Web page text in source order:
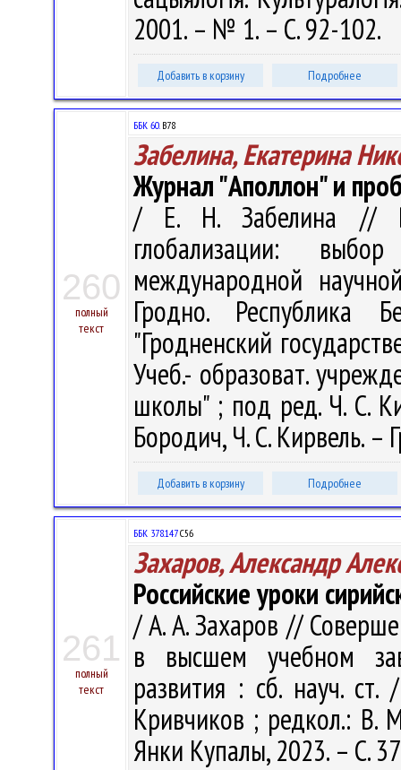
2001. – № 1. – С. 92-102.
Добавить в корзину Подробнее
260
полный
текст
ББК 60.В78
Забелина, Екатерина
Журнал "Аполлон" и
/ Е. Н. Забелина //
глобализации:
международной
Гродно. Республика
"Гродненский
Учеб.- образоват.
школы" ; под ред. Ч. С.
Бородич, Ч. С. Кирвель. –
Добавить в корзину Подробнее
261
полный
текст
ББК 378.147С56
Захаров, Александр
Российские уроки
/ А. А. Захаров //
в высшем учебном
развития : сб. науч.
Кривчиков ; редкол.: В.
Янки Купалы, 2023. – С.